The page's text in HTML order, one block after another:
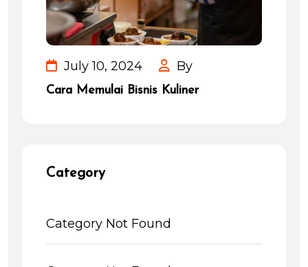
July 10, 2024 By
Cara Memulai Bisnis Kuliner
Category
Category Not Found